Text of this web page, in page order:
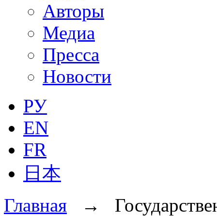
Авторы
Медиа
Пресса
Новости
РУ
EN
FR
日本
Главная
→